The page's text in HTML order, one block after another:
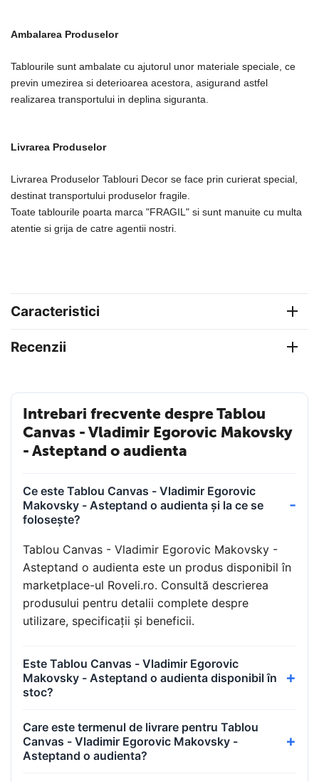
Ambalarea Produselor
Tablourile sunt ambalate cu ajutorul unor materiale speciale, ce
previn umezirea si deterioarea acestora, asigurand astfel
realizarea transportului in deplina siguranta.
Livrarea Produselor
Livrarea Produselor Tablouri Decor se face prin curierat special,
destinat transportului produselor fragile.
Toate tablourile poarta marca "FRAGIL" si sunt manuite cu multa
atentie si grija de catre agentii nostri.
Caracteristici
Recenzii
Intrebari frecvente despre Tablou
Canvas - Vladimir Egorovic Makovsky
- Asteptand o audienta
Ce este Tablou Canvas - Vladimir Egorovic
Makovsky - Asteptand o audienta și la ce se
folosește?
Tablou Canvas - Vladimir Egorovic Makovsky -
Asteptand o audienta este un produs disponibil în
marketplace-ul Roveli.ro. Consultă descrierea
produsului pentru detalii complete despre
utilizare, specificații și beneficii.
Este Tablou Canvas - Vladimir Egorovic
Makovsky - Asteptand o audienta disponibil în
stoc?
Care este termenul de livrare pentru Tablou
Canvas - Vladimir Egorovic Makovsky -
Asteptand o audienta?